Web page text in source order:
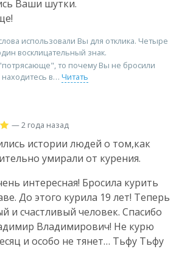
Ваши шутки.
использовали Вы для отклика. Четыре
восклицательный знак.
то почему Вы не бросили
находитесь в
Читать
— 2 года назад
истории людей о том,как
умирали от курения.
интересная! Бросила курить
До этого курила 19 лет! Теперь
и счастливый человек. Спасибо
Владимирович! Не курю
и особо не тянет… Тьфу Тьфу